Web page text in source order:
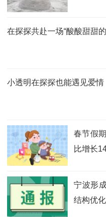
在探探共赴一场“酸酸甜甜
小透明在探探也能遇见爱情
春节假
比增长
宁波形
结构优化